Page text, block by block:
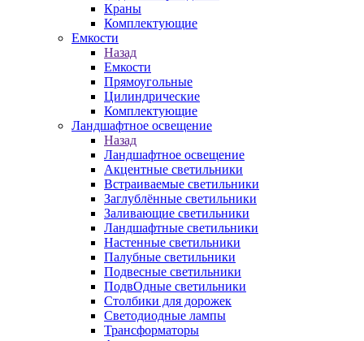
Краны
Комплектующие
Емкости
Назад
Емкости
Прямоугольные
Цилиндрические
Комплектующие
Ландшафтное освещение
Назад
Ландшафтное освещение
Акцентные светильники
Встраиваемые светильники
Заглублённые светильники
Заливающие светильники
Ландшафтные светильники
Настенные светильники
Палубные светильники
Подвесные светильники
ПодвОдные светильники
Столбики для дорожек
Светодиодные лампы
Трансформаторы